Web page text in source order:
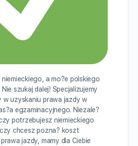
a mo?e polskiego
szukaj dalej! Specjalizujemy
w uzyskaniu prawa jazdy w
egzaminacyjnego. Niezale?
potrzebujesz niemieckiego
chcesz pozna? koszt
jazdy, mamy dla Ciebie